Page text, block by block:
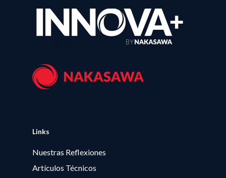
Links
Nuestras Reflexiones
Artículos Técnicos